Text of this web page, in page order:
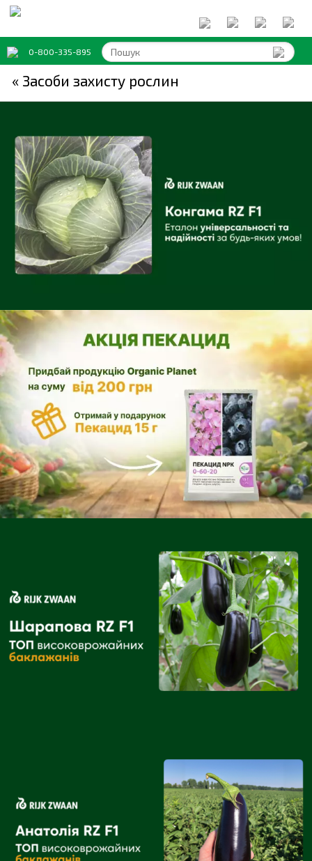
0-800-335-895
« Засоби захисту рослин